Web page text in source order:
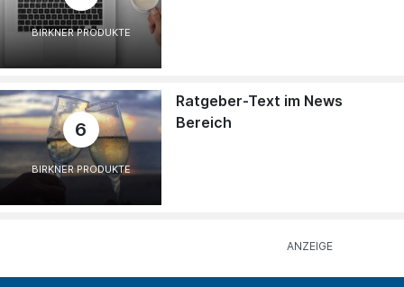
BIRKNER PRODUKTE
6
BIRKNER PRODUKTE
Ratgeber-Text im News
Bereich